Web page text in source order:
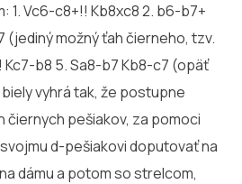
1. Vc6-c8+!! Kb8xc8 2. b6-b7+
(jediný možný ťah čierneho, tzv.
b8 5. Sa8-b7 Kb8-c7 (opäť
vyhrá tak, že postupne
čiernych pešiakov, za pomoci
d-pešiakovi doputovať na
dámu a potom so strelcom,